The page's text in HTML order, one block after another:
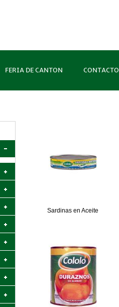
FERIA DE CANTON CONTACTO
Sardinas en Aceite